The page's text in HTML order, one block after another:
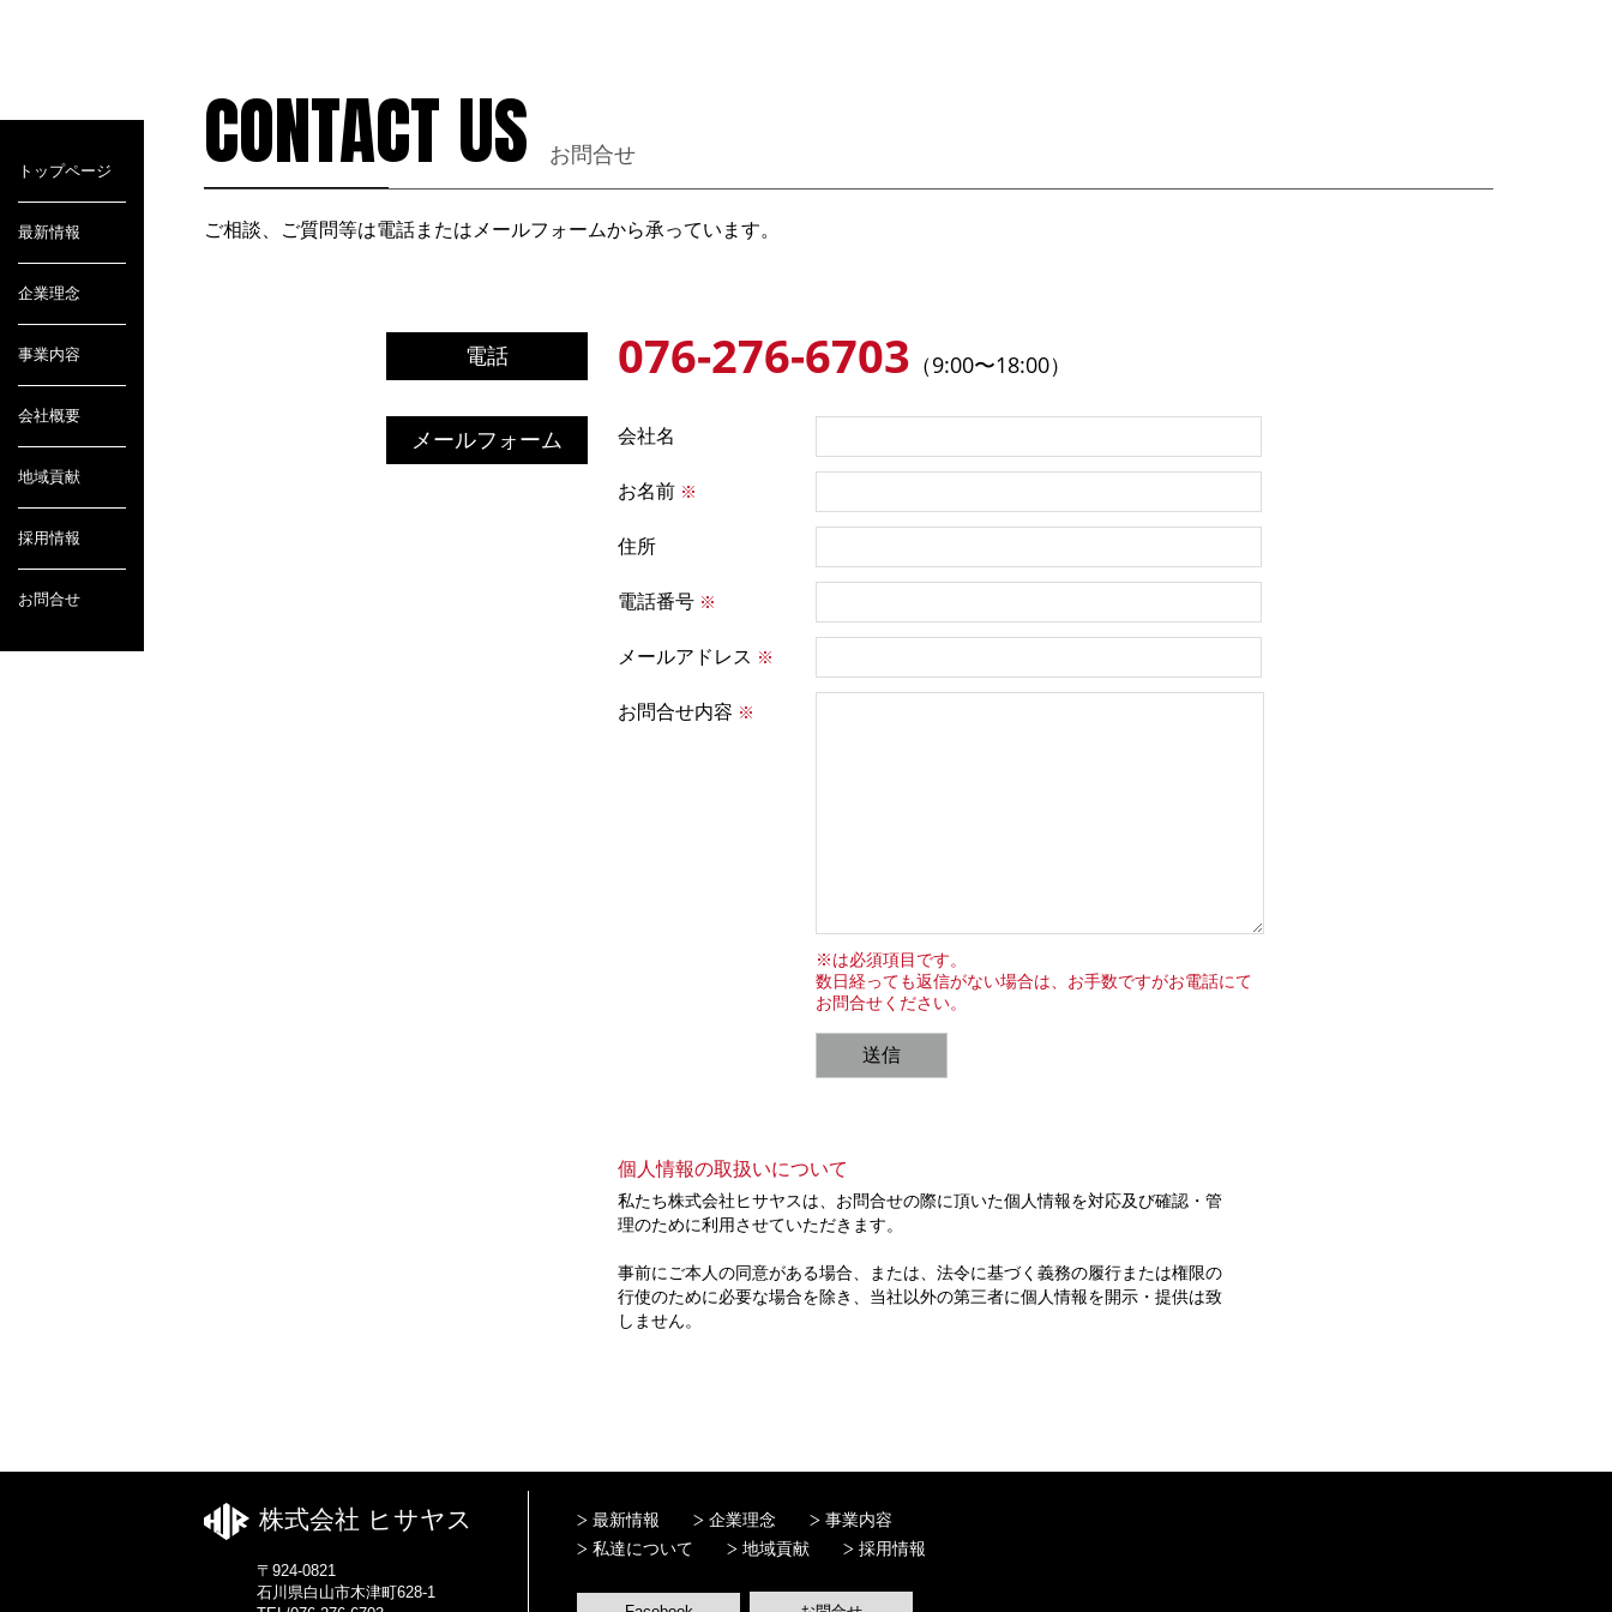
CONTACT US お問合せ
ご相談、ご質問等は電話またはメールフォームから承っています。
電話 076-276-6703 （9:00〜18:00）
メールフォーム 会社名
お名前 ※
住所
電話番号 ※
メールアドレス ※
お問合せ内容 ※
※は必須項目です。
数日経っても返信がない場合は、お手数ですがお電話にて
お問合せください。
個人情報の取扱いについて
私たち株式会社ヒサヤスは、お問合せの際に頂いた個人情報を対応及び確認・管
理のために利用させていただきます。
事前にご本人の同意がある場合、または、法令に基づく義務の履行または権限の
行使のために必要な場合を除き、当社以外の第三者に個人情報を開示・提供は致
しません。
トップページ
最新情報
企業理念
事業内容
会社概要
地域貢献
採用情報
お問合せ
株式会社 ヒサヤス
〒924-0821
石川県白山市木津町628-1
最新情報 企業理念
事業内容
私達について
地域貢献 採用情報